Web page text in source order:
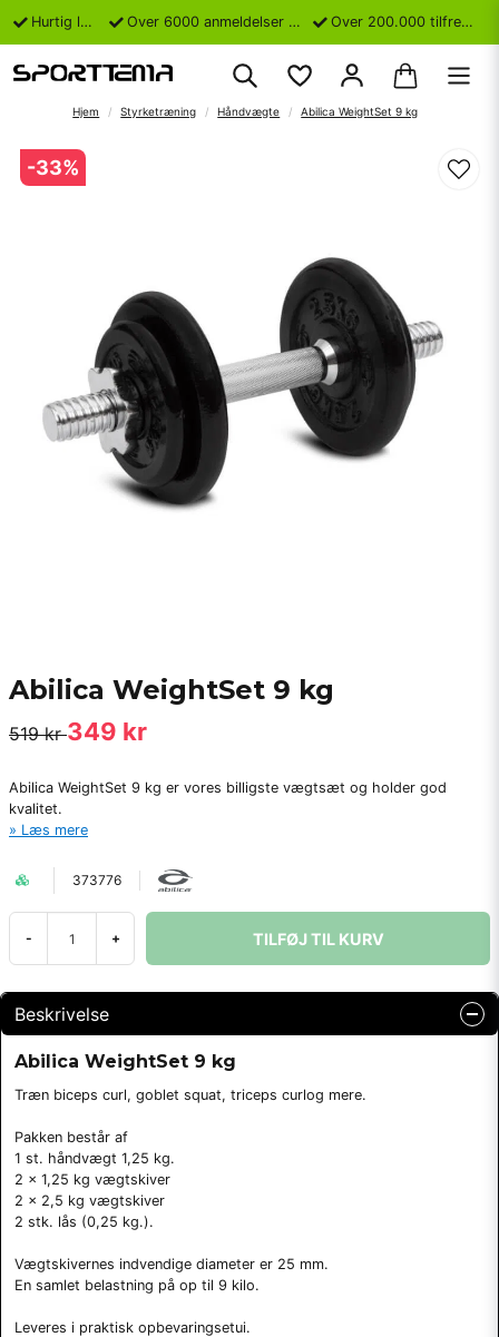
Hurtig levering Over 6000 anmeldelser på Trustpilot Over 200.000 tilfredse kunder
Hjem Styrketræning Håndvægte Abilica WeightSet 9 kg
-33%
Abilica WeightSet 9 kg
519 kr349 kr
Abilica WeightSet 9 kg er vores billigste vægtsæt og holder god
kvalitet.
Læs mere
373776
- + TILFØJ TIL KURV
Beskrivelse
Abilica WeightSet 9 kg
Træn biceps curl, goblet squat, triceps curlog mere.
Pakken består af
1 st. håndvægt 1,25 kg.
2 x 1,25 kg vægtskiver
2 x 2,5 kg vægtskiver
2 stk. lås (0,25 kg.).
Vægtskivernes indvendige diameter er 25 mm.
En samlet belastning på op til 9 kilo.
Leveres i praktisk opbevaringsetui.